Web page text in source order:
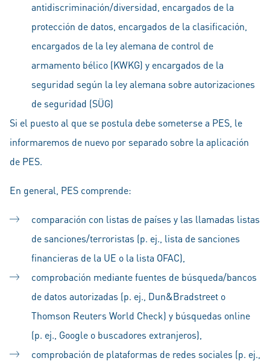
antidiscriminación/diversidad, encargados de la
protección de datos, encargados de la clasificación,
encargados de la ley alemana de control de
armamento bélico (KWKG) y encargados de la
seguridad según la ley alemana sobre autorizaciones
de seguridad (SÜG)
Si el puesto al que se postula debe someterse a PES, le
informaremos de nuevo por separado sobre la aplicación
de PES.
En general, PES comprende:
comparación con listas de países y las llamadas listas
de sanciones/terroristas (p. ej., lista de sanciones
financieras de la UE o la lista OFAC),
comprobación mediante fuentes de búsqueda/bancos
de datos autorizadas (p. ej., Dun&Bradstreet o
Thomson Reuters World Check) y búsquedas online
(p. ej., Google o buscadores extranjeros),
comprobación de plataformas de redes sociales (p. ej.,